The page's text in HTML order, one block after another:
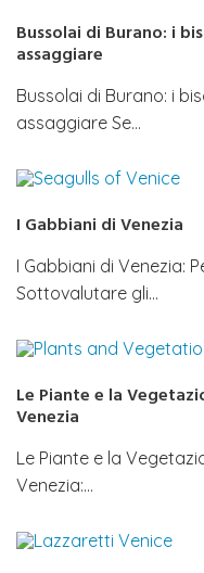
Bussolai di Burano: i
assaggiare
Bussolai di Burano: i
assaggiare Se…
I Gabbiani di Venezia
I Gabbiani di Venezia:
Sottovalutare gli…
Le Piante e la
Venezia
Le Piante e la
Venezia:…